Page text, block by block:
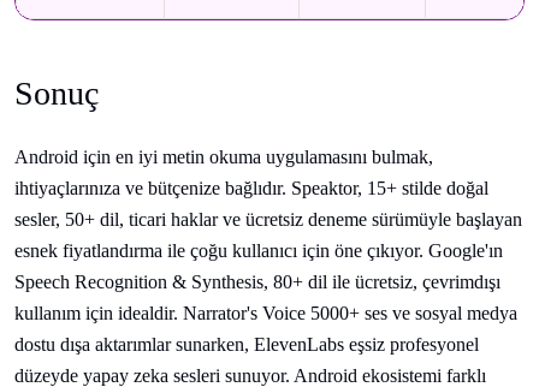
Sonuç
Android için en iyi metin okuma uygulamasını bulmak,
ihtiyaçlarınıza ve bütçenize bağlıdır. Speaktor, 15+ stilde doğal
sesler, 50+ dil, ticari haklar ve ücretsiz deneme sürümüyle başlayan
esnek fiyatlandırma ile çoğu kullanıcı için öne çıkıyor. Google'ın
Speech Recognition & Synthesis, 80+ dil ile ücretsiz, çevrimdışı
kullanım için idealdir. Narrator's Voice 5000+ ses ve sosyal medya
dostu dışa aktarımlar sunarken, ElevenLabs eşsiz profesyonel
düzeyde yapay zeka sesleri sunuyor. Android ekosistemi farklı